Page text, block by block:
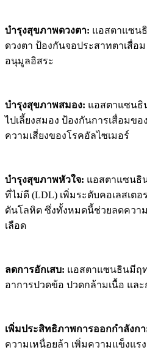
บำรุงสุขภาพดวงตา: แอสตาแซน
ดวงตา ป้องกันจอประสาทตาเสื่อ
อนุมูลอิสระ
บำรุงสุขภาพสมอง: แอสตาแซนธิ
ไปเลี้ยงสมอง ป้องกันการเสื่อมข
ความเสี่ยงของโรคอัลไซเมอร์
บำรุงสุขภาพหัวใจ: แอสตาแซนธิ
ที่ไม่ดี (LDL) เพิ่มระดับคอเลสเต
ดันโลหิต ซึ่งทั้งหมดนี้ช่วยลดควา
เลือด
ลดการอักเสบ: แอสตาแซนธินมีฤ
อาการปวดข้อ ปวดกล้ามเนื้อ และ
เพิ่มประสิทธิภาพการออกกำลังกา
ความเหนื่อยล้า เพิ่มความแข็งแ